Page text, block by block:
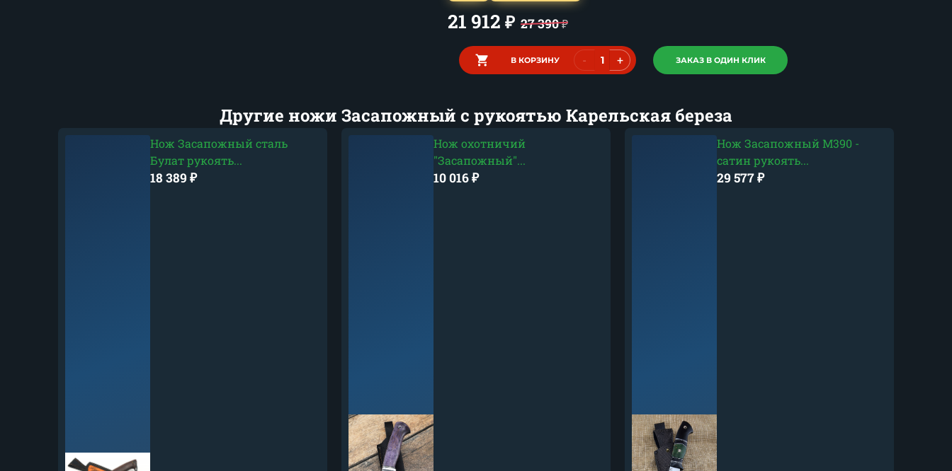
21 912 ₽ 27 390₽
В КОРЗИНУ - + ЗАКАЗ В ОДИН КЛИК
Другие ножи Засапожный с рукоятью Карельская береза
Нож Засапожный сталь
Булат рукоять...
18 389 ₽
Нож охотничий
"Засапожный"...
10 016₽
Нож Засапожный М390 -
сатин рукоять...
29 577₽